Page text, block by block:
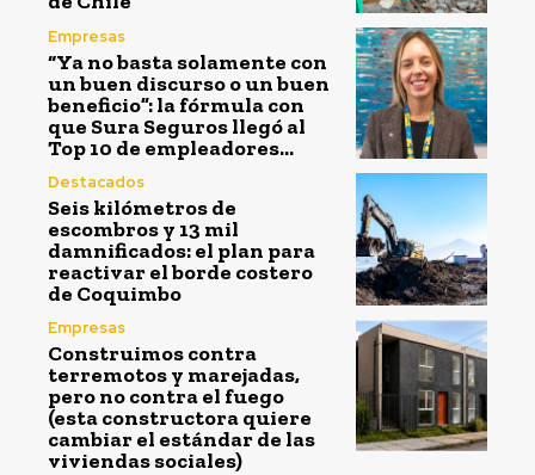
Empresas
“Ya no basta solamente con
un buen discurso o un buen
beneficio”: la fórmula con
que Sura Seguros llegó al
Top 10 de empleadores...
Destacados
Seis kilómetros de
escombros y 13 mil
damnificados: el plan para
reactivar el borde costero
de Coquimbo
Empresas
Construimos contra
terremotos y marejadas,
pero no contra el fuego
(esta constructora quiere
cambiar el estándar de las
viviendas sociales)